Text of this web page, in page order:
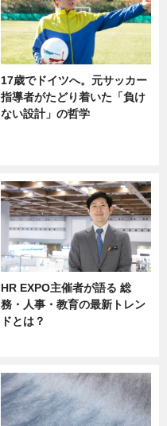
17歳でドイツへ。元サッカー
指導者がたどり着いた「負け
ない設計」の哲学
HR EXPO主催者が語る 総
務・人事・教育の最新トレン
ドとは？